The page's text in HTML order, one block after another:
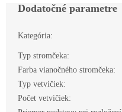
Dodatočné parametre
Kategória:
Typ stromčeka:
Farba vianočného stromčeka:
Typ vetvičiek:
Počet vetvičiek: